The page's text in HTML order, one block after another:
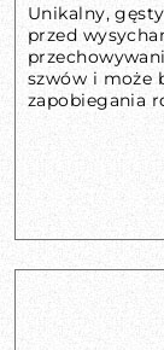
Unikalny,
przed
szwów i może
zapobiegania